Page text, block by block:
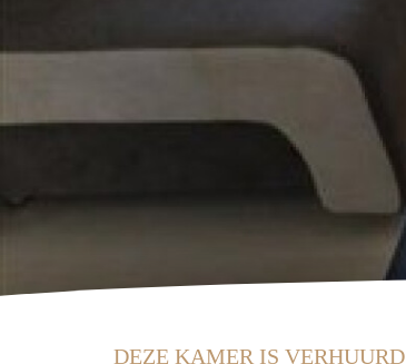
DEZE KAMER IS VERHUURD